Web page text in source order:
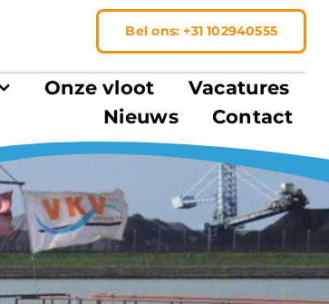
Bel ons: +31 102940555
Onze vloot
Vacatures
Nieuws
Contact